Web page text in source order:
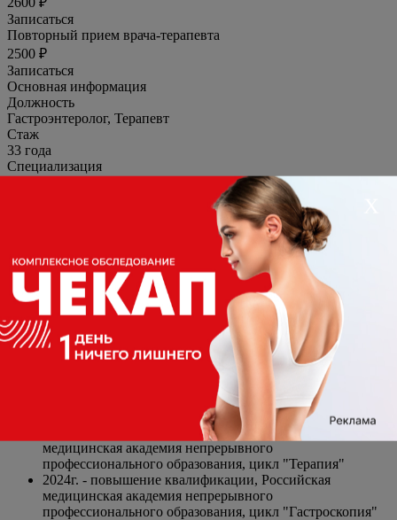
Записаться
Повторный прием врача-терапевта
2500 ₽
Записаться
Основная информация
Должность
Гастроэнтеролог, Терапевт
Стаж
33 года
Специализация
1989-1994гг. - Акмолинский государственный
медицинский институт, специальность "Лечебное дело"
Повышение квалификации
2019г. - повышение квалификации, ЧУ ДПО "Институт
переподготовки и повышения квалификации
специалистов здравоохранения", цикл "Терапия"
2019г. - повышение квалификации, ЧУ ДПО "Институт
переподготовки и повышения квалификации
специалистов здравоохранения", цикл
2024г. - повышение квалификации, Российская
медицинская академия непрерывного
профессионального образования, цикл "Терапия"
2024г. - повышение квалификации, Российская
медицинская академия непрерывного
профессионального образования, цикл "Гастроскопия"